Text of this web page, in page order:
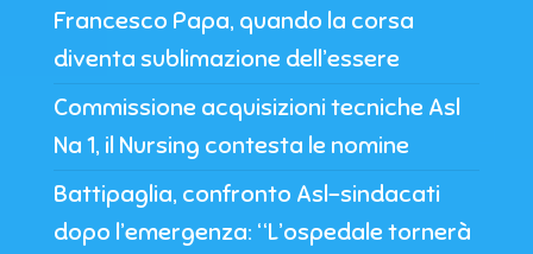
Francesco Papa, quando la corsa
diventa sublimazione dell’essere
Commissione acquisizioni tecniche Asl
Na 1, il Nursing contesta le nomine
Battipaglia, confronto Asl-sindacati
dopo l’emergenza: “L’ospedale tornerà